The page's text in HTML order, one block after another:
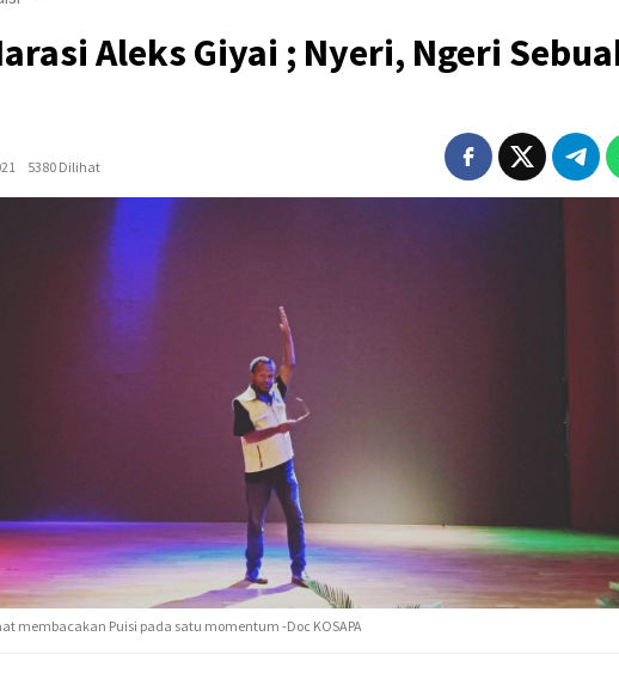
Aleks Giyai ; Nyeri, Ngeri
5380 Dilihat
membacakan Puisi pada satu momentum -Doc KOSAPA